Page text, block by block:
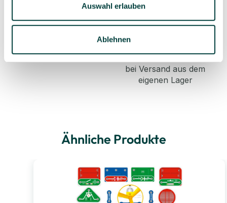
Auswahl erlauben
Ablehnen
Geprüfte Lieferkette
1-3 Werktage Lieferzeit
bei Versand aus dem
eigenen Lager
Ähnliche Produkte